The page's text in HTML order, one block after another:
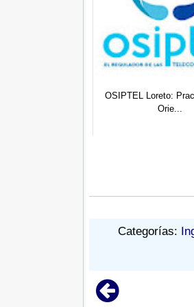
OSIPTEL Loreto:
Orie...
Categorías: